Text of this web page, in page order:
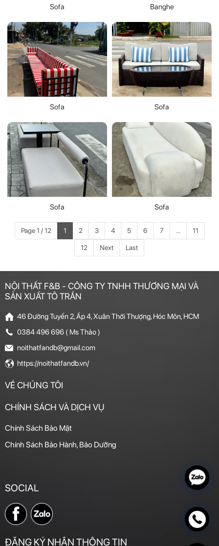
Sofa Banghe
Sofa Sofa
Sofa Sofa
Page 1 / 12 1 2 3 4 5 6 7 ... 11
12 Next Last
NỘI THẤT F&B - CÔNG TY TNHH THƯƠNG MẠI VÀ
SẢN XUẤT TÔ TRẦN
46 Đường Tuyến 2, Ấp 4, Xuân Thới Thượng, Hóc Môn, HCM
0384 496 696 ( Ms Thảo )
noithatfandb@gmail.com
https://noithatfandb.vn/
VỀ CHÚNG TÔI
CHÍNH SÁCH VÀ DỊCH VỤ
Chính Sách Bảo Mật
Chính Sách Bảo Hành, Bảo Dưỡng
SOCIAL
ĐĂNG KÝ NHẬN THÔNG TIN